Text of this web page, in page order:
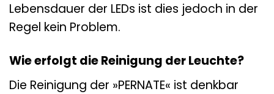
Lebensdauer der LEDs ist dies jedoch in der
Regel kein Problem.
Wie erfolgt die Reinigung der Leuchte?
Die Reinigung der »PERNATE« ist denkbar